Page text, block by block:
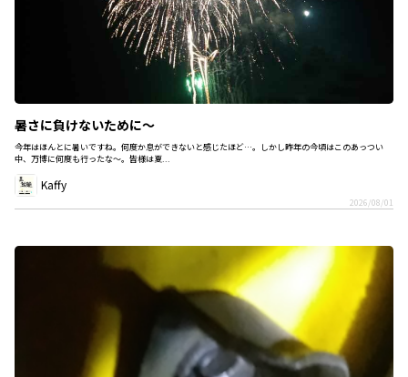
暑さに負けないために～
今年はほんとに暑いですね。何度か息ができないと感じたほど…。しかし昨年の今頃はこのあっつい
中、万博に何度も行ったな～。皆様は夏...
Kaffy
2026/08/01